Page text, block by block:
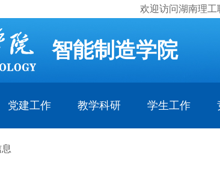
欢迎访问湖南理工
智能制造学院
党建工作 教学科研 学生工作